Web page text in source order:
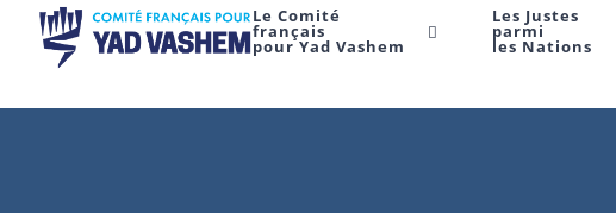
Le Comité
français
pour Yad Vashem
Les Justes
parmi
les Nations